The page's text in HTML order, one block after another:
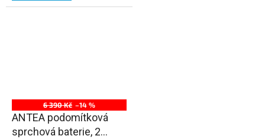
6 390 Kč –14 %
ANTEA podomítková
sprchová baterie, 2